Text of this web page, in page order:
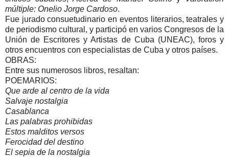
múltiple: Onelio Jorge Cardoso.
Fue jurado consuetudinario en eventos literarios, teatrales y
de periodismo cultural, y participó en varios Congresos de la
Unión de Escritores y Artistas de Cuba (UNEAC), foros y
otros encuentros con especialistas de Cuba y otros países.
OBRAS:
Entre sus numerosos libros, resaltan:
POEMARIOS:
Que arde al centro de la vida
Salvaje nostalgia
Casablanca
Las palabras prohibidas
Estos malditos versos
Ferocidad del destino
El sepia de la nostalgia